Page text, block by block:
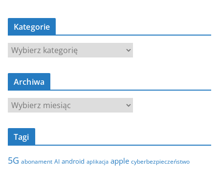
Kategorie
K
a
t
g
e
Archiwa
A
r
c
w
Tagi
5G abonament AI android aplikacja apple cyberbezpieczeństwo